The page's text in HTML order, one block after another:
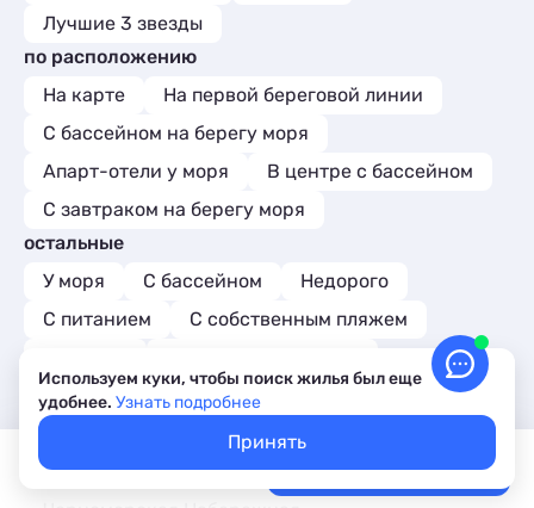
Лучшие 3 звезды
по расположению
На карте
На первой береговой линии
С бассейном на берегу моря
Апарт-отели у моря
В центре с бассейном
С завтраком на берегу моря
остальные
У моря
С бассейном
Недорого
С питанием
С собственным пляжем
С домашними животными
С видом на море
Вид на горы
C кухней в номере
Карта
Покажем свободное жилье
Выбрать даты
Используем куки, чтобы поиск жилья был еще
удобнее. Узнать подробнее
Принять